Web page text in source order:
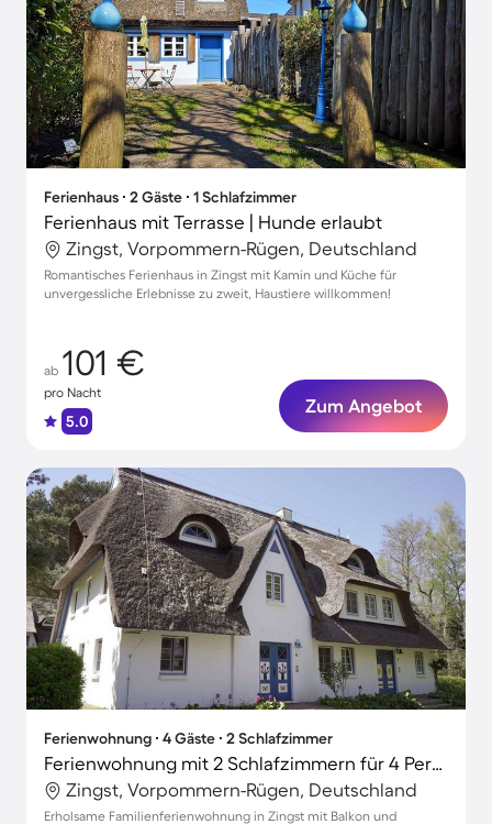
Ferienhaus ∙ 2 Gäste ∙ 1 Schlafzimmer
Ferienhaus mit Terrasse | Hunde erlaubt
Zingst, Vorpommern-Rügen, Deutschland
Romantisches Ferienhaus in Zingst mit Kamin und Küche für
unvergessliche Erlebnisse zu zweit, Haustiere willkommen!
ab 101 €
pro Nacht
5.0
Zum Angebot
Ferienwohnung ∙ 4 Gäste ∙ 2 Schlafzimmer
Ferienwohnung mit 2 Schlafzimmern für 4 Personen
Zingst, Vorpommern-Rügen, Deutschland
Erholsame Familienferienwohnung in Zingst mit Balkon und